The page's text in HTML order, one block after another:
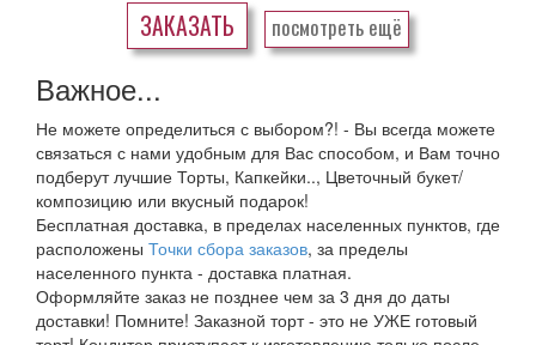
ЗАКАЗАТЬ посмотреть ещё
Важное...
Не можете определиться с выбором?! - Вы всегда можете
связаться с нами удобным для Вас способом, и Вам точно
подберут лучшие Торты, Капкейки.., Цветочный букет/
композицию или вкусный подарок!
Бесплатная доставка, в пределах населенных пунктов, где
расположены Точки сбора заказов, за пределы
населенного пункта - доставка платная.
Оформляйте заказ не позднее чем за 3 дня до даты
доставки! Помните! Заказной торт - это не УЖЕ готовый